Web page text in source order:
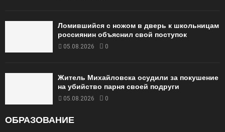
Ломившийся с ножом в дверь к школьницам
россиянин объяснил свой поступок
05.08.2026 0
Житель Михайловска осудили за покушение
на убийство парня своей подруги
05.08.2026 0
ОБРАЗОВАНИЕ